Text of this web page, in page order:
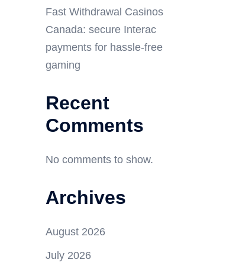
Fast Withdrawal Casinos
Canada: secure Interac
payments for hassle-free
gaming
Recent
Comments
No comments to show.
Archives
August 2026
July 2026